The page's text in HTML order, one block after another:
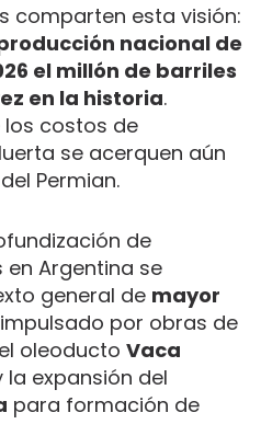
comparten esta visión:
nacional de
el millón de barriles
en la historia.
los costos de
se acerquen aún
Permian.
de
en Argentina se
general de mayor
por obras de
oleoducto Vaca
la expansión del
para formación de